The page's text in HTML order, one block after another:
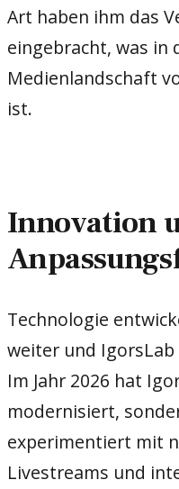
Art haben ihm das
eingebracht, was in
Medienlandschaft
ist.
Innovation
Technologie
weiter und
Im Jahr 2026 hat
modernisiert,
experimentiert mit
Livestreams und